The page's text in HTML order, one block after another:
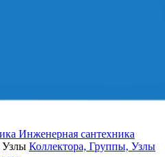
Инженерная сантехника
Коллектора, Группы, Узлы